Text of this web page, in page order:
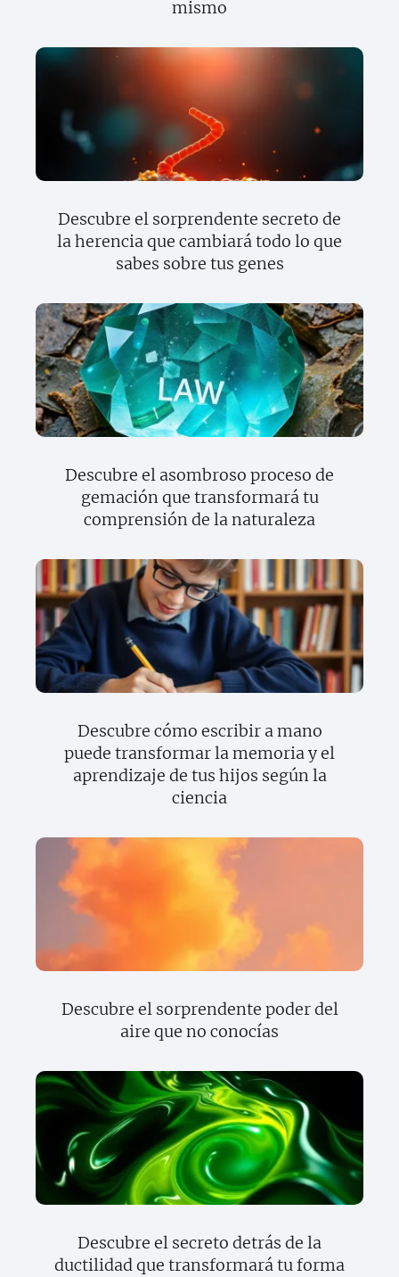
mismo
Descubre el sorprendente secreto de
la herencia que cambiará todo lo que
sabes sobre tus genes
Descubre el asombroso proceso de
gemación que transformará tu
comprensión de la naturaleza
Descubre cómo escribir a mano
puede transformar la memoria y el
aprendizaje de tus hijos según la
ciencia
Descubre el sorprendente poder del
aire que no conocías
Descubre el secreto detrás de la
ductilidad que transformará tu forma